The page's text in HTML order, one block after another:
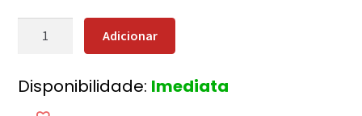
Quantidade
Céus
Adicionar
Disponibilidade: Imediata